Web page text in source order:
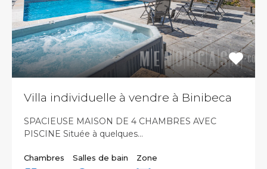
Villa individuelle à vendre à Binibeca
SPACIEUSE MAISON DE 4 CHAMBRES AVEC
PISCINE Située à quelques…
Chambres
Salles de bain
Zone